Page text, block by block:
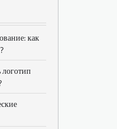
как
логотип